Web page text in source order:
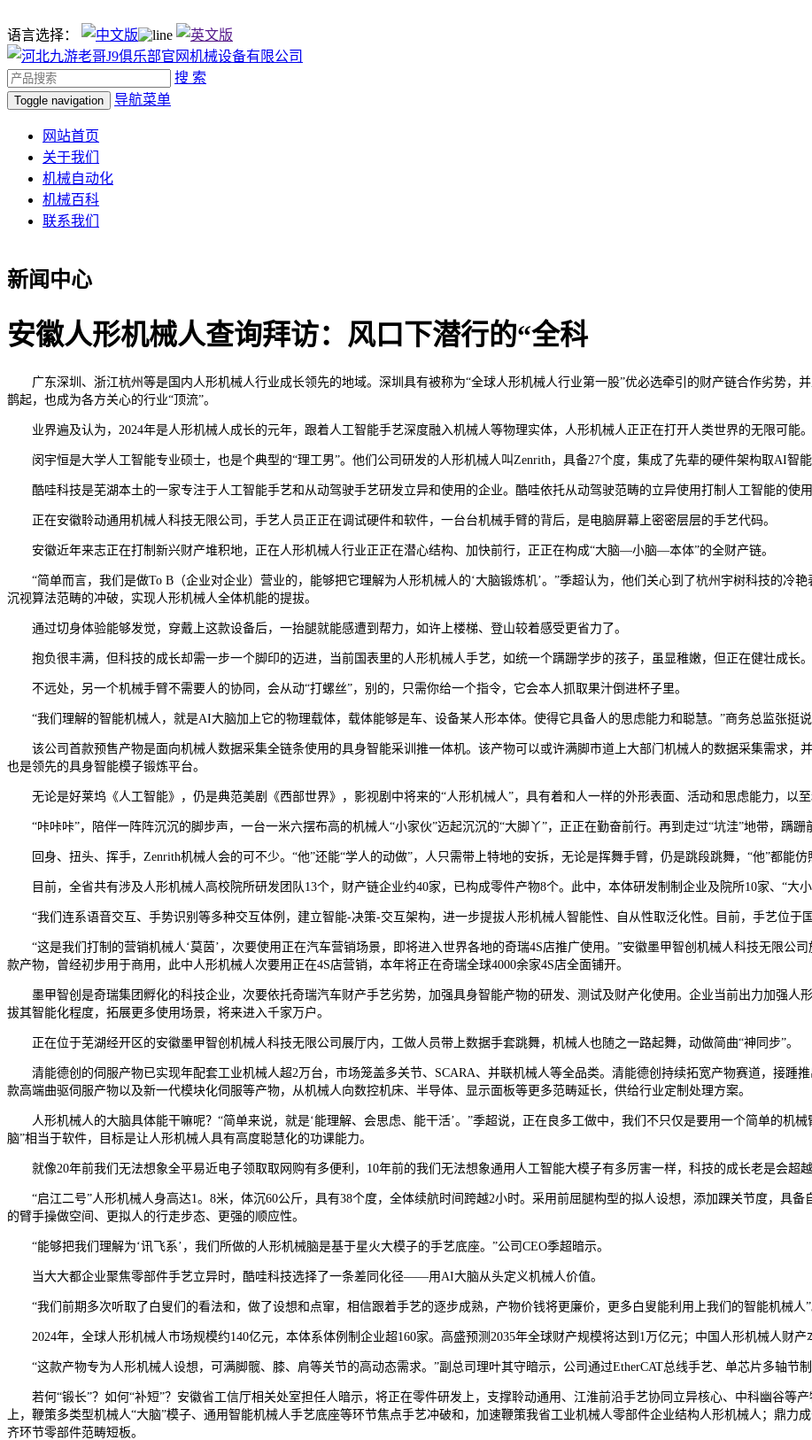
语言选择：
搜 索
Toggle navigation 导航菜单
网站首页
关于我们
机械自动化
机械百科
联系我们
新闻中心
安徽人形机械人查询拜访：风口下潜行的“全科
广东深圳、浙江杭州等是国内人形机械人行业成长领先的地域。深圳具有被称为“全球人形机械人行业第一股”优必选牵引的财产链合作劣势，
鹊起，也成为各方关心的行业“顶流”。
业界遍及认为，2024年是人形机械人成长的元年，跟着人工智能手艺深度融入机械人等物理实体，人形机械人正正在打开人类世界的无限可能。
闵宇恒是大学人工智能专业硕士，也是个典型的“理工男”。他们公司研发的人形机械人叫Zenrith，具备27个度，集成了先辈的硬件架构取AI智
酷哇科技是芜湖本土的一家专注于人工智能手艺和从动驾驶手艺研发立异和使用的企业。酷哇依托从动驾驶范畴的立异使用打制人工智能的使用
正在安徽聆动通用机械人科技无限公司，手艺人员正正在调试硬件和软件，一台台机械手臂的背后，是电脑屏幕上密密层层的手艺代码。
安徽近年来志正在打制新兴财产堆积地，正在人形机械人行业正正在潜心结构、加快前行，正正在构成“大脑—小脑—本体”的全财产链。
“简单而言，我们是做To B（企业对企业）营业的，能够把它理解为人形机械人的‘大脑锻炼机’。”季超认为，他们关心到了杭州宇树科技的冷
沉视算法范畴的冲破，实现人形机械人全体机能的提拔。
通过切身体验能够发觉，穿戴上这款设备后，一抬腿就能感遭到帮力，如许上楼梯、登山较着感受更省力了。
抱负很丰满，但科技的成长却需一步一个脚印的迈进，当前国表里的人形机械人手艺，如统一个蹒跚学步的孩子，虽显稚嫩，但正在健壮成长。
不远处，另一个机械手臂不需要人的协同，会从动“打螺丝”，别的，只需你给一个指令，它会本人抓取果汁倒进杯子里。
“我们理解的智能机械人，就是AI大脑加上它的物理载体，载体能够是车、设备某人形本体。使得它具备人的思虑能力和聪慧。”商务总监张挺说
该公司首款预售产物是面向机械人数据采集全链条使用的具身智能采训推一体机。该产物可以或许满脚市道上大部门机械人的数据采集需求，
也是领先的具身智能模子锻炼平台。
无论是好莱坞《人工智能》，仍是典范美剧《西部世界》，影视剧中将来的“人形机械人”，具有着和人一样的外形表面、活动和思虑能力，以至
“咔咔咔”，陪伴一阵阵沉沉的脚步声，一台一米六摆布高的机械人“小家伙”迈起沉沉的“大脚丫”，正正在勤奋前行。再到走过“坑洼”地带，蹒跚
回身、扭头、挥手，Zenrith机械人会的可不少。“他”还能“学人的动做”，人只需带上特地的安拆，无论是挥舞手臂，仍是跳段跳舞，“他”都能仿
目前，全省共有涉及人形机械人高校院所研发团队13个，财产链企业约40家，已构成零件产物8个。此中，本体研发制制企业及院所10家、“大小
“我们连系语音交互、手势识别等多种交互体例，建立智能-决策-交互架构，进一步提拔人形机械人智能性、自从性取泛化性。目前，手艺位于
“这是我们打制的营销机械人‘莫茵’，次要使用正在汽车营销场景，即将进入世界各地的奇瑞4S店推广使用。”安徽墨甲智创机械人科技无限公
款产物，曾经初步用于商用，此中人形机械人次要用正在4S店营销，本年将正在奇瑞全球4000余家4S店全面铺开。
墨甲智创是奇瑞集团孵化的科技企业，次要依托奇瑞汽车财产手艺劣势，加强具身智能产物的研发、测试及财产化使用。企业当前出力加强人
拔其智能化程度，拓展更多使用场景，将来进入千家万户。
正在位于芜湖经开区的安徽墨甲智创机械人科技无限公司展厅内，工做人员带上数据手套跳舞，机械人也随之一路起舞，动做简曲“神同步”。
清能德创的伺服产物已实现年配套工业机械人超2万台，市场笼盖多关节、SCARA、并联机械人等全品类。清能德创持续拓宽产物赛道，接踵
款高端曲驱伺服产物以及新一代模块化伺服等产物，从机械人向数控机床、半导体、显示面板等更多范畴延长，供给行业定制处理方案。
人形机械人的大脑具体能干嘛呢？“简单来说，就是‘能理解、会思虑、能干活’。”季超说，正在良多工做中，我们不只仅是要用一个简单的机
脑”相当于软件，目标是让人形机械人具有高度聪慧化的功课能力。
就像20年前我们无法想象全平易近电子领取取网购有多便利，10年前的我们无法想象通用人工智能大模子有多厉害一样，科技的成长老是会超越
“启江二号”人形机械人身高达1。8米，体沉60公斤，具有38个度，全体续航时间跨越2小时。采用前屈腿构型的拟人设想，添加踝关节度，具
的臂手操做空间、更拟人的行走步态、更强的顺应性。
“能够把我们理解为‘讯飞系’，我们所做的人形机械脑是基于星火大模子的手艺底座。”公司CEO季超暗示。
当大大都企业聚焦零部件手艺立异时，酷哇科技选择了一条差同化径——用AI大脑从头定义机械人价值。
“我们前期多次听取了白叟们的看法和，做了设想和点窜，相信跟着手艺的逐步成熟，产物价钱将更廉价，更多白叟能利用上我们的智能机械人”
2024年，全球人形机械人市场规模约140亿元，本体系体例制企业超160家。高盛预测2035年全球财产规模将达到1万亿元；中国人形机械人财产
“这款产物专为人形机械人设想，可满脚髋、膝、肩等关节的高动态需求。”副总司理叶其守暗示，公司通过EtherCAT总线手艺、单芯片多轴节
若何“锻长”？如何“补短”？安徽省工信厅相关处室担任人暗示，将正在零件研发上，支撑聆动通用、江淮前沿手艺协同立异核心、中科幽谷等
上，鞭策多类型机械人“大脑”模子、通用智能机械人手艺底座等环节焦点手艺冲破和，加速鞭策我省工业机械人零部件企业结构人形机械人；鼎
齐环节零部件范畴短板。